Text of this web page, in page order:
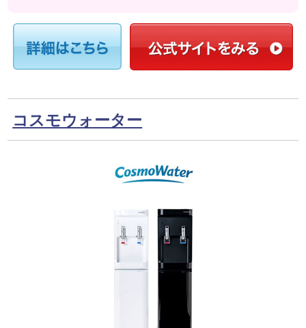
コスモウォーター